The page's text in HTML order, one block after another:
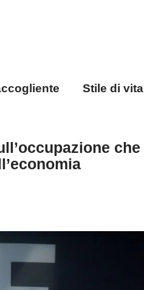
Stile di vita
che